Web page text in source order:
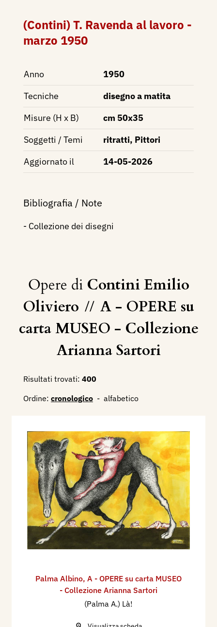
(Contini) T. Ravenda al lavoro -
marzo 1950
Anno
1950
Tecniche
disegno a matita
Misure (H x B)
cm 50x35
Soggetti / Temi
ritratti, Pittori
Aggiornato il
14-05-2026
Bibliografia / Note
- Collezione dei disegni
Opere di Contini Emilio
Oliviero // A - OPERE su
carta MUSEO - Collezione
Arianna Sartori
Risultati trovati: 400
Ordine: cronologico - alfabetico
Palma Albino, A - OPERE su carta MUSEO
- Collezione Arianna Sartori
(Palma A.) Là!